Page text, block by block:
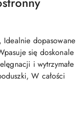
Idealnie dopasowane
się doskonale
i wytrzymałe
W całości